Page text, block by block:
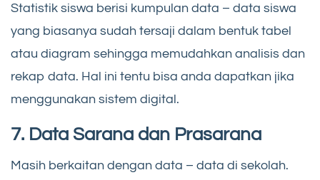
Statistik siswa berisi kumpulan data – data siswa
yang biasanya sudah tersaji dalam bentuk tabel
atau diagram sehingga memudahkan analisis dan
rekap data. Hal ini tentu bisa anda dapatkan jika
menggunakan sistem digital.
7. Data Sarana dan Prasarana
Masih berkaitan dengan data – data di sekolah.